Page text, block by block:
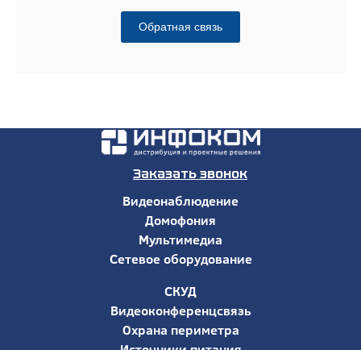
Обратная связь
Заказать звонок
Видеонаблюдение
Домофония
Мультимедиа
Сетевое оборудование
СКУД
Видеоконференцсвязь
Охрана периметра